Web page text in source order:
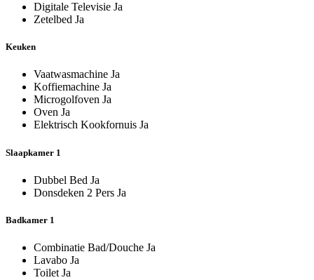
Digitale Televisie Ja
Zetelbed Ja
Keuken
Vaatwasmachine Ja
Koffiemachine Ja
Microgolfoven Ja
Oven Ja
Elektrisch Kookfornuis Ja
Slaapkamer 1
Dubbel Bed Ja
Donsdeken 2 Pers Ja
Badkamer 1
Combinatie Bad/Douche Ja
Lavabo Ja
Toilet Ja